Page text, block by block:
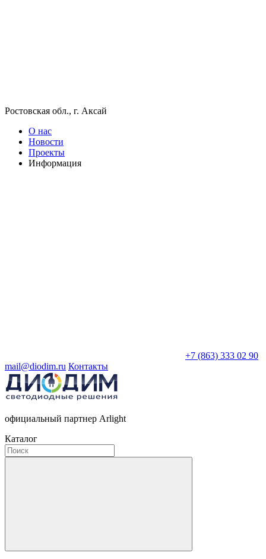
Ростовская обл., г. Аксай
О нас
Новости
Проекты
Информация
+7 (863) 333 02 90
mail@diodim.ru Контакты
официальный партнер Arlight
Каталог